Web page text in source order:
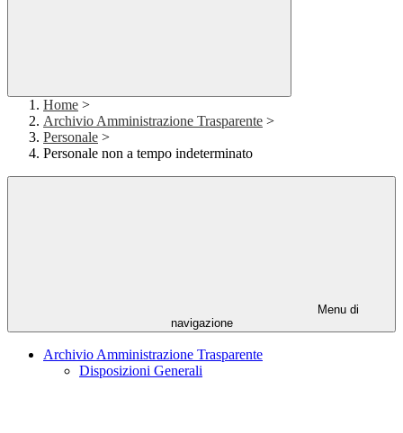
Home >
Archivio Amministrazione Trasparente >
Personale >
Personale non a tempo indeterminato
Menu di
navigazione
Archivio Amministrazione Trasparente
Disposizioni Generali